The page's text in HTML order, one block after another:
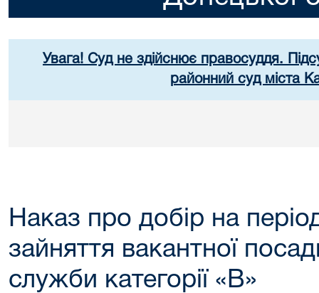
Увага! Суд не здійснює правосуддя.
районний суд міста
Наказ про добір на
зайняття вакантної
служби категорії «В»